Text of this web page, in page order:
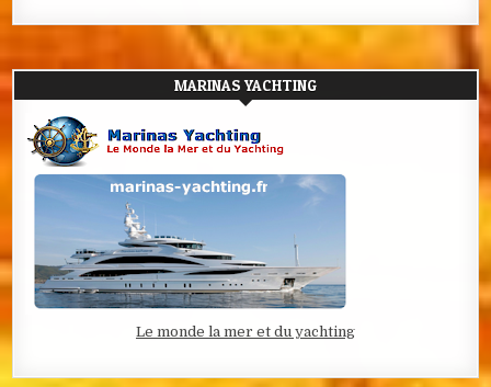
MARINAS YACHTING
Le monde la mer et du yachting